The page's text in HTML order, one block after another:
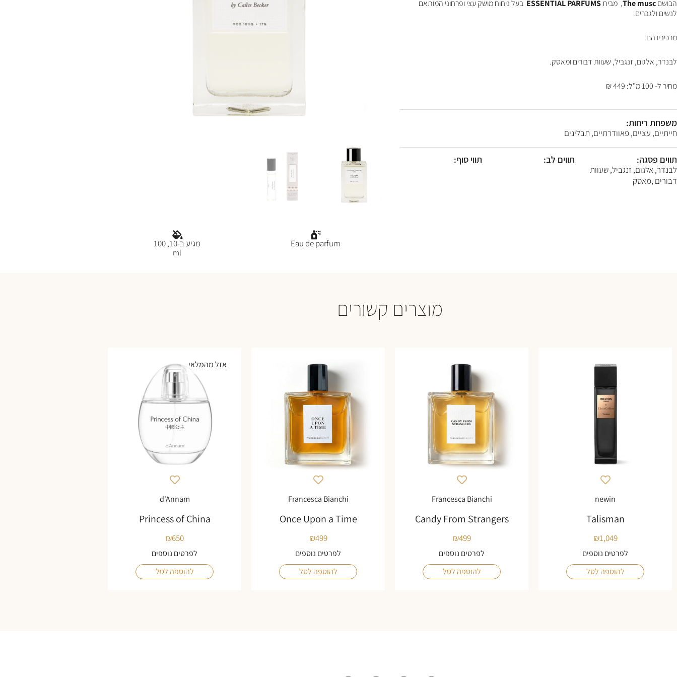
לִפְתִיחַת
הבושםThe musc, מביתESSENTIAL PARFUMS בעל ניחוח מושק עצי ופרחוני המותאם
לנשים ולגברים.
מרכיביו הם:
לבנדר, אלגום, זנגביל, שעוות דבורים ומאסק.
מחיר ל- 100 מ"ל: 449 ₪
משפחת ריחות:
חייתיים, עציים, פאוודרתיים, תבלינים
תווים פסגה:
לבנדר, אלגום, זנגביל, שעוות
דבורים ,מאסק
תווים לב: תווי סוף:
Eau de parfum מגיע ב-10, 100
ml
מוצרים קשורים
newin
Talisman
₪1,049
לפרטים נוספים
להוספה לסל
Francesca Bianchi
Candy From Strangers
₪499
לפרטים נוספים
להוספה לסל
Francesca Bianchi
Once Upon a Time
₪499
לפרטים נוספים
להוספה לסל
אזל מהמלאי
d'Annam
Princess of China
₪650
לפרטים נוספים
להוספה לסל